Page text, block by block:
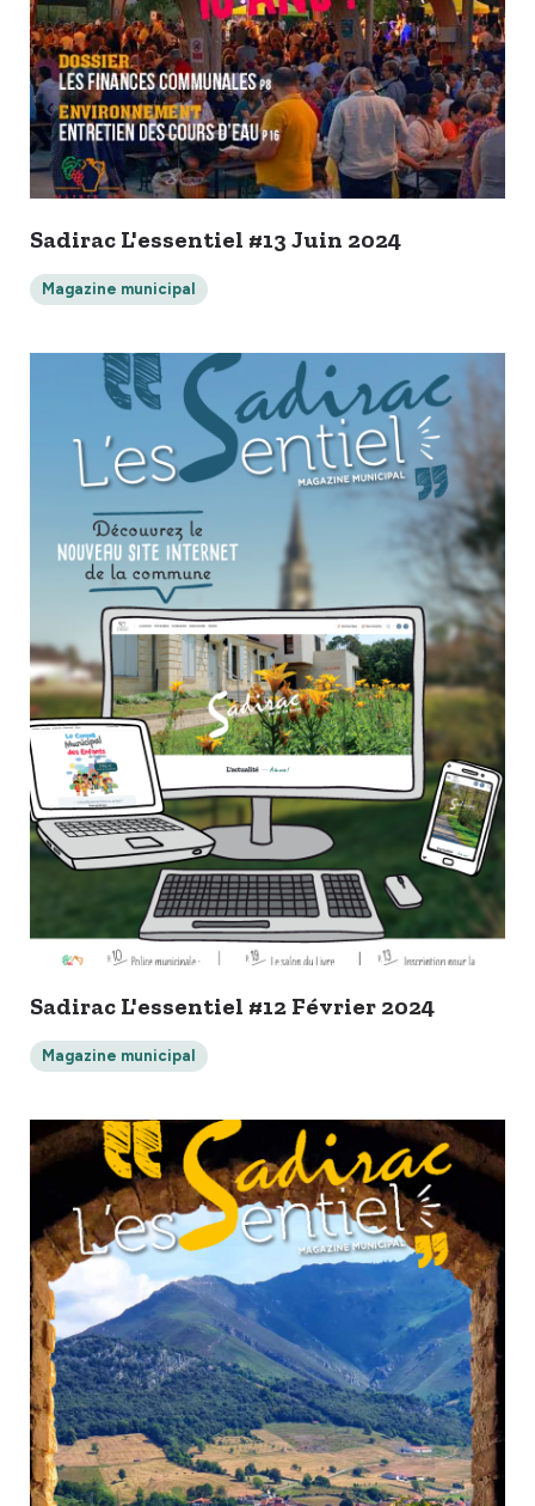
Sadirac L'essentiel #13 Juin 2024
Magazine municipal
Sadirac L'essentiel #12 Février 2024
Magazine municipal